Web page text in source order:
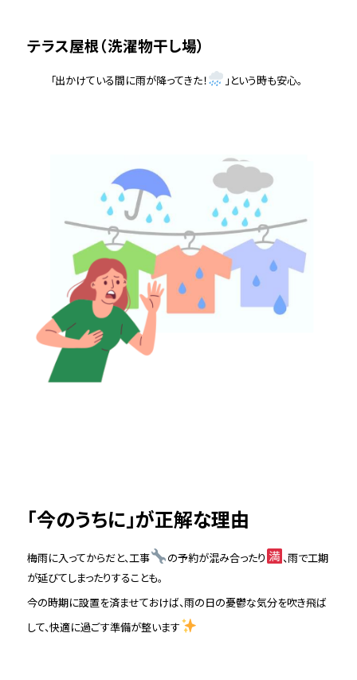
テラス屋根（洗濯物干し場）
「出かけている間に雨が降ってきた！ 」という時も安心。
「今のうちに」が正解な理由
梅雨に入ってからだと、工事 の予約が混み合ったり
、雨で工期
が延びてしまったりすることも。
今の時期に設置を済ませておけば、雨の日の憂鬱な気分を吹き飛ば
して、快適に過ごす準備が整います